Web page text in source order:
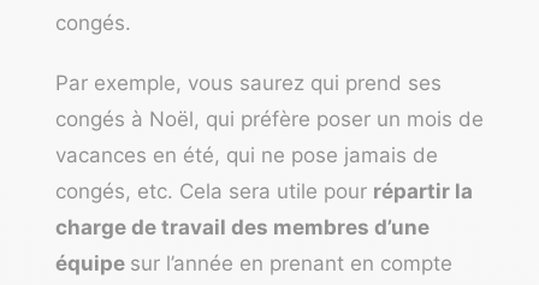
congés.
Par exemple, vous saurez qui prend ses
congés à Noël, qui préfère poser un mois de
vacances en été, qui ne pose jamais de
congés, etc. Cela sera utile pour répartir la
charge de travail des membres d’une
équipe sur l’année en prenant en compte